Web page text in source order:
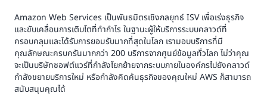
Amazon Web Services เป็นพันธมิตรเชิงกลยุทธ์ ISV เพื่อเร่งธุรกิจ
และขับเคลื่อนการเติบโตที่ทำกำไร ในฐานะผู้ให้บริการระบบคลาวด์ที่
ครอบคลุมและได้รับการยอมรับมากที่สุดในโลก เรามอบบริการที่มี
คุณลักษณะครบครันมากกว่า 200 บริการจากศูนย์ข้อมูลทั่วโลก ไม่ว่าคุณ
จะเป็นบริษัทซอฟต์แวร์ที่กำลังโยกย้ายจากระบบภายในองค์กรไปยังคลาวด์
กำลังขยายบริการใหม่ หรือกำลังคิดค้นธุรกิจของคุณใหม่ AWS ก็สามารถ
สนับสนุนคุณได้